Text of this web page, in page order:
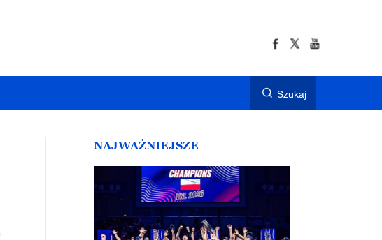
Szukaj
NAJWAŻNIEJSZE